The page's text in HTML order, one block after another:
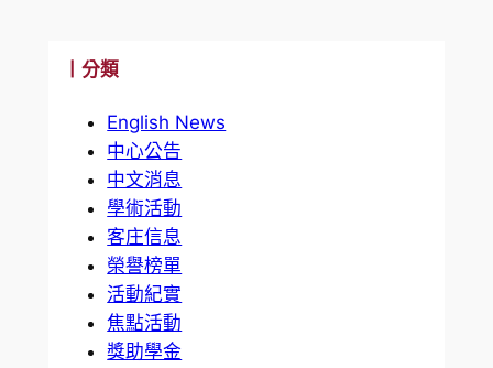
丨分類
English News
中心公告
中文消息
學術活動
客庄信息
榮譽榜單
活動紀實
焦點活動
獎助學金